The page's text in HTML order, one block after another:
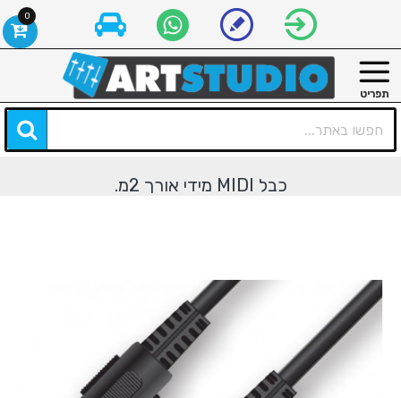
כבל MIDI מידי אורך 2מ.
0